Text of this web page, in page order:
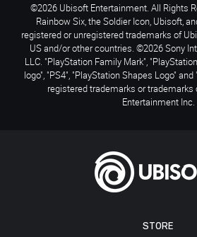
STORE
©2026 Ubisoft Entertainment. All Rights
Rainbow Six, the Soldier Icon, Ubisoft,
registered or unregistered trademarks of
US and/or other countries. ©2026 Sony
LLC. "PlayStation Family Mark",
logo", "PS4", "PlayStation Shapes Logo"
registered trademarks or trademarks
Entertainment Inc.